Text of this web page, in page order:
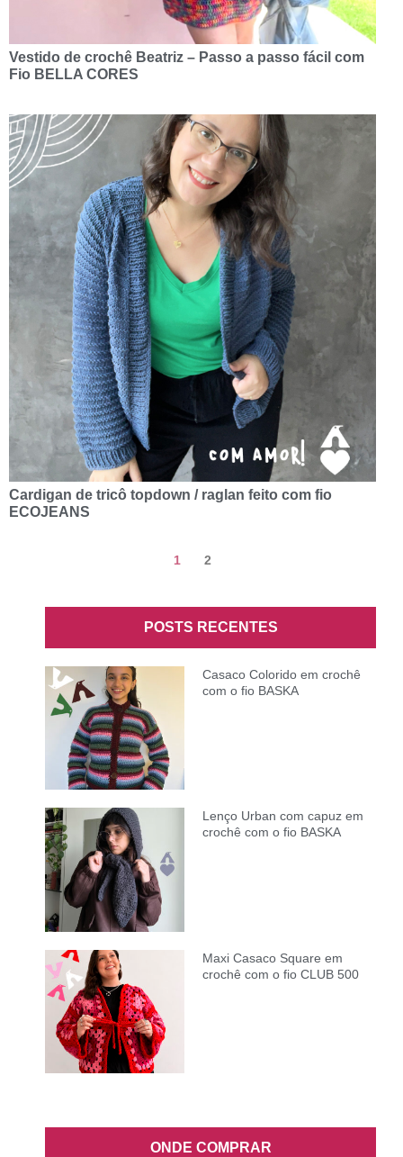
Vestido de crochê Beatriz – Passo a passo fácil com
Fio BELLA CORES
Cardigan de tricô topdown / raglan feito com fio
ECOJEANS
1 2
POSTS RECENTES
Casaco Colorido em crochê
com o fio BASKA
Lenço Urban com capuz em
crochê com o fio BASKA
Maxi Casaco Square em
crochê com o fio CLUB 500
ONDE COMPRAR